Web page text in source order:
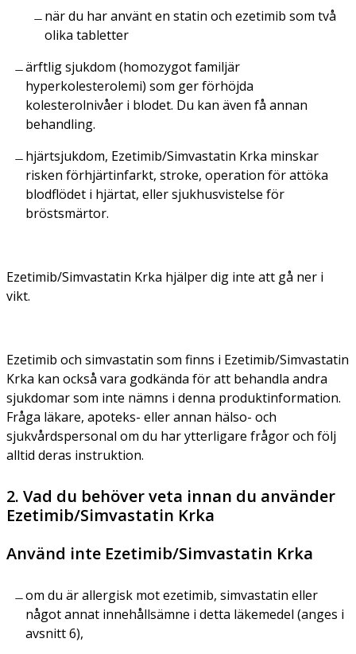
när du har använt en statin och ezetimib som två
olika tabletter
ärftlig sjukdom (homozygot familjär
hyperkolesterolemi) som ger förhöjda
kolesterolnivåer i blodet. Du kan även få annan
behandling.
hjärtsjukdom, Ezetimib/Simvastatin Krka minskar
risken förhjärtinfarkt, stroke, operation för attöka
blodflödet i hjärtat, eller sjukhusvistelse för
bröstsmärtor.
Ezetimib/Simvastatin Krka hjälper dig inte att gå ner i
vikt.
Ezetimib och simvastatin som finns i Ezetimib/Simvastatin
Krka kan också vara godkända för att behandla andra
sjukdomar som inte nämns i denna produktinformation.
Fråga läkare, apoteks- eller annan hälso- och
sjukvårdspersonal om du har ytterligare frågor och följ
alltid deras instruktion.
2. Vad du behöver veta innan du använder
Ezetimib/Simvastatin Krka
Använd inte Ezetimib/Simvastatin Krka
om du är allergisk mot ezetimib, simvastatin eller
något annat innehållsämne i detta läkemedel (anges i
avsnitt 6),